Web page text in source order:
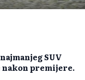
SUV
nakon premijere.